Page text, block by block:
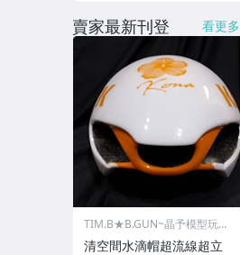
賣家最新刊登 看更多
TIM.B★B.GUN~晶予模型玩
清空間水滴帽超流線超立